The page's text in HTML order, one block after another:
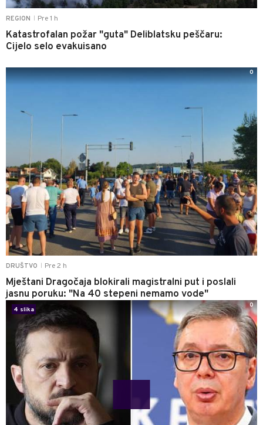
REGION Pre 1 h
Katastrofalan požar "guta" Deliblatsku peščaru:
Cijelo selo evakuisano
DRUŠTVO Pre 2 h
Mještani Dragočaja blokirali magistralni put i poslali
jasnu poruku: "Na 40 stepeni nemamo vode"
0
4 slika
0